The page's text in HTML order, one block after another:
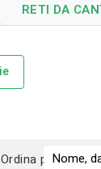
RETI DA
Ordina per:Nome,